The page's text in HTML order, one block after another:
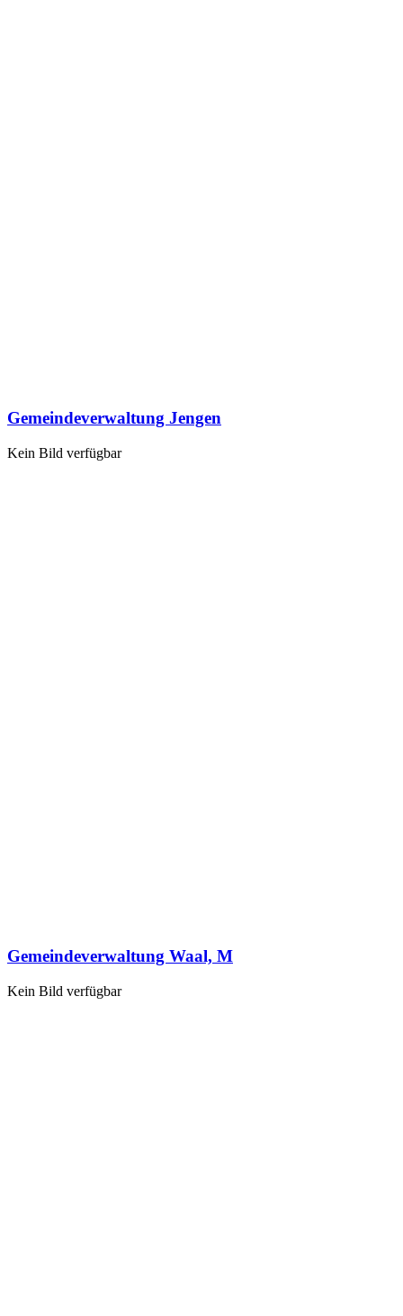
Gemeindeverwaltung Jengen
Kein Bild verfügbar
Gemeindeverwaltung Waal, M
Kein Bild verfügbar